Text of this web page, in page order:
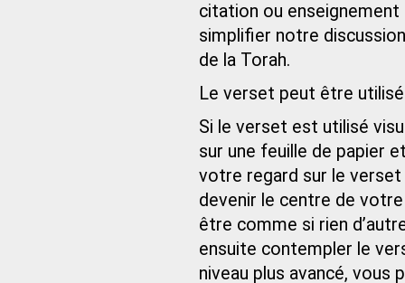
citation ou
simplifier notre
de la Torah.
Le verset peut être
Si le verset est utilisé
sur une feuille de papier
votre regard sur le
devenir le centre de
être comme si rien
ensuite contempler le
niveau plus avancé,